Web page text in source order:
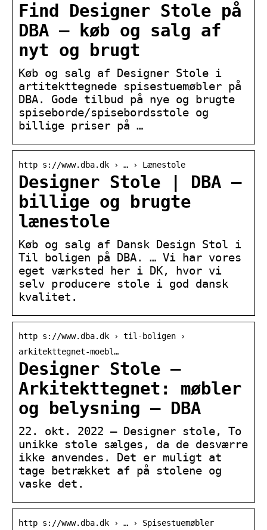
Find Designer Stole på
DBA – køb og salg af
nyt og brugt
Køb og salg af Designer Stole i
artitekttegnede spisestuemøbler på
DBA. Gode tilbud på nye og brugte
spiseborde/spisebordsstole og
billige priser på …
http s://www.dba.dk › … › Lænestole
Designer Stole | DBA –
billige og brugte
lænestole
Køb og salg af Dansk Design Stol i
Til boligen på DBA. … Vi har vores
eget værksted her i DK, hvor vi
selv producere stole i god dansk
kvalitet.
http s://www.dba.dk › til-boligen ›
arkitekttegnet-moebl…
Designer Stole –
Arkitekttegnet: møbler
og belysning – DBA
22. okt. 2022 — Designer stole, To
unikke stole sælges, da de desværre
ikke anvendes. Det er muligt at
tage betrækket af på stolene og
vaske det.
http s://www.dba.dk › … › Spisestuemøbler